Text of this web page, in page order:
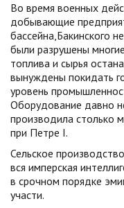
Во время военных
добывающие
бассейна,Бакинского
были разрушены
топлива и сырья
вынуждены покидать
уровень
Оборудование давно
производила столько
при Петре I.
Сельское
вся имперская
в срочном порядке
участи.